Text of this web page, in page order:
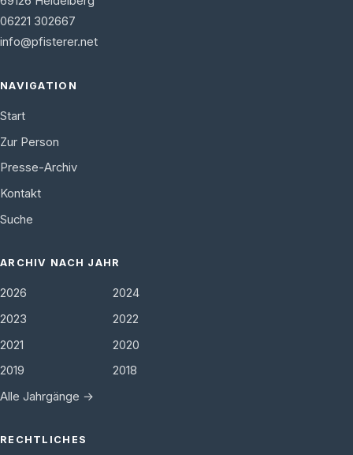
06221 302667
info@pfisterer.net
NAVIGATION
Start
Zur Person
Presse-Archiv
Kontakt
Suche
ARCHIV NACH JAHR
2026
2024
2023
2022
2021
2020
2019
2018
Alle Jahrgänge →
RECHTLICHES